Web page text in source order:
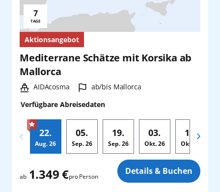
Aktionsangebot
Mediterrane Schätze mit Korsika ab
Mallorca
Schiff:
AIDAcosma Hafen:
ab/bis Mallorca
Verfügbare Abreisedaten
22.
Aug. 26
05.
Sep.26
19.
Sep.26
03.
Okt.26
17.
Okt.
Reisedauer:
7
TAGE
ab 1.349 €pro Person Details & Buchen